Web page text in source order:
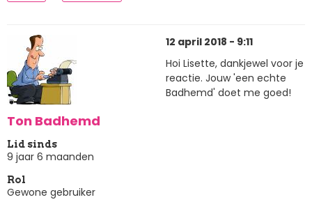
Ton Badhemd
Lid sinds
9 jaar 6 maanden
Rol
Gewone gebruiker
12 april 2018 - 9:11
Hoi Lisette, dankjewel voor je
reactie. Jouw 'een echte
Badhemd' doet me goed!